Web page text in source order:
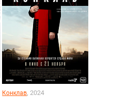
Конклав, 2024